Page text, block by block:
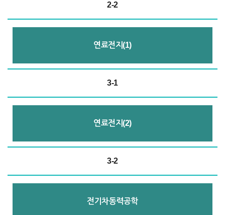
2-2
연료전지(1)
3-1
연료전지(2)
3-2
전기차동력공학